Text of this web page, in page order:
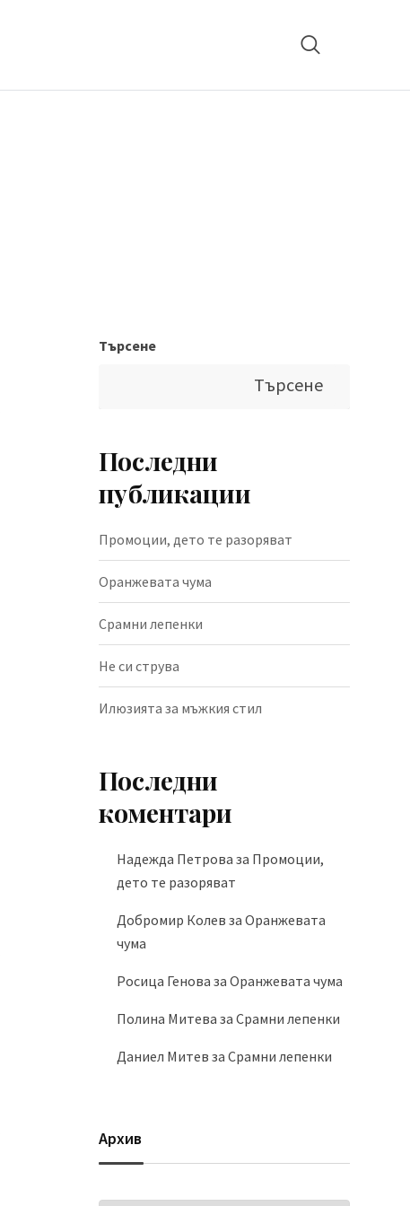
Търсене
Търсене
Последни
публикации
Промоции, дето те разоряват
Оранжевата чума
Срамни лепенки
Не си струва
Илюзията за мъжкия стил
Последни
коментари
Надежда Петрова за Промоции,
дето те разоряват
Добромир Колев за Оранжевата
чума
Росица Генова за Оранжевата чума
Полина Митева за Срамни лепенки
Даниел Митев за Срамни лепенки
Архив
Архив